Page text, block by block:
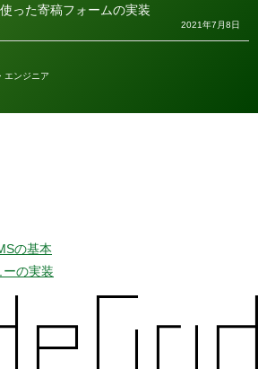
った寄稿フォームの実装
2021年7月8日
エンジニア
の基本
の実装